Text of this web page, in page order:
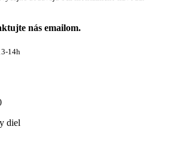
nás emailom.
14h
diel